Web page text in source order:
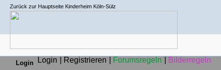
Zurück zur Hauptseite Kinderheim Köln-Sülz
Login Registrieren Forumsregeln Bilderregeln
Login